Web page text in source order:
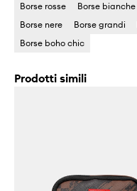
Borse rosse
Borse bianche
Borse nere
Borse grandi
Borse boho chic
Prodotti simili